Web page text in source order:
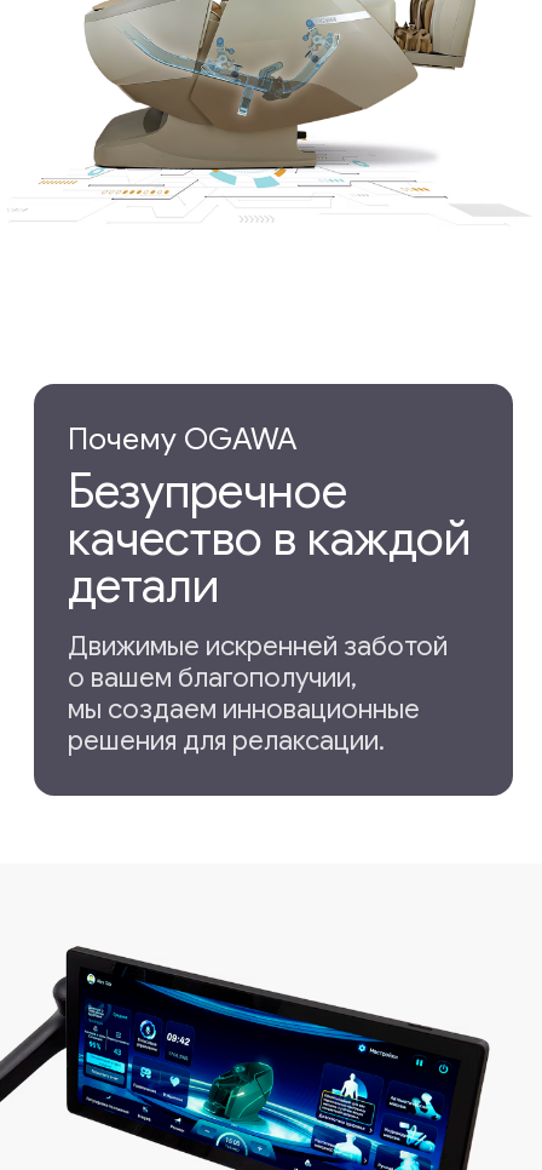
OGAWA — ведущий бренд в сфере
оздоровления и реклаксации,
представленный на 5 континентах
более чем 800 торговыми точками
по всему миру.
Узнать больше
Я только что
Мне посчастливилось
Отзывы покупателей
OGAWA